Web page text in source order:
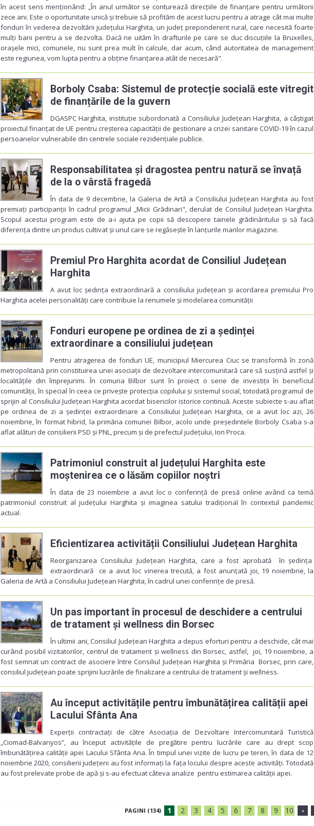
în acest sens menționând: „În anul următor se conturează direcțiile de finanțare pentru următorii
zece ani. Este o oportunitate unică și trebuie să profităm de acest lucru pentru a atrage cât mai multe
fonduri în vederea dezvoltării județului Harghita, un județ preponderent rural, care necesită foarte
mulți bani pentru a se dezvolta. Dacă ne uităm în drafturile pe care se duc discuțiile la Bruxelles,
orașele mici, comunele, nu sunt prea mult în calcule, dar acum, când autoritatea de management
este regiunea, vom lupta pentru a obține finanțarea atât de necesară".
Borboly Csaba: Sistemul de protecție socială este vitregit
de finanțările de la guvern
DGASPC Harghita, instituție subordonată a Consiliului Județean Harghita, a câștigat
proiectul finanțat de UE pentru creșterea capacității de gestionare a crizei sanitare COVID-19 în cazul
persoanelor vulnerabile din centrele sociale rezidențiale publice.
Responsabilitatea și dragostea pentru natură se învață
de la o vârstă fragedă
În data de 9 decembrie, la Galeria de Artă a Consiliului Județean Harghita au fost
premiați participanții în cadrul programul „Micii Grădinari", derulat de Consiliul Județean Harghita.
Scopul acestui program este de a-i ajuta pe copii să descopere tainele grădinăritului și să facă
diferența dintre un produs cultivat și unul care se regăsește în lanțurile marilor magazine.
Premiul Pro Harghita acordat de Consiliul Județean
Harghita
A avut loc ședința extraordinară a consiliului județean și acordarea premiului Pro
Harghita acelei personalități care contribuie la renumele și modelarea comunității
Fonduri europene pe ordinea de zi a ședinței
extraordinare a consiliului județean
Pentru atragerea de fonduri UE, municipiul Miercurea Ciuc se transformă în zonă
metropolitană prin constituirea unei asociații de dezvoltare intercomunitară care să susțină astfel și
localitățile din împrejurimi. În comuna Bilbor sunt în proiect o serie de investiții în beneficiul
comunității, în special în ceea ce privește protecția copilului și sistemul social, totodată programul de
sprijin al Consiliului Județean Harghita acordat bisericilor istorice continuă. Aceste subiecte s-au aflat
pe ordinea de zi a ședinței extraordinare a Consiliului Județean Harghita, ce a avut loc azi, 26
noiembrie, în format hibrid, la primăria comunei Bilbor, acolo unde președintele Borboly Csaba s-a
aflat alături de consilierii PSD și PNL, precum și de prefectul județului, Ion Proca.
Patrimoniul construit al județului Harghita este
moștenirea ce o lăsăm copiilor noștri
În data de 23 noiembrie a avut loc o conferință de presă online având ca temă
patrimoniul construit al județului Harghita și imaginea satului tradițional în contextul pandemic
actual.
Eficientizarea activității Consiliului Județean Harghita
Reorganizarea Consiliului Județean Harghita, care a fost aprobată în ședința
extraordinară ce a avut loc vinerea trecută, a fost anunțată joi, 19 noiembrie, la
Galeria de Artă a Consiliului Județean Harghita, în cadrul unei conferințe de presă.
Un pas important în procesul de deschidere a centrului
de tratament și wellness din Borsec
În ultimii ani, Consiliul Județean Harghita a depus eforturi pentru a deschide, cât mai
curând posibil vizitatorilor, centrul de tratament și wellness din Borsec, astfel, joi, 19 noiembrie, a
fost semnat un contract de asociere între Consiliul Județean Harghita și Primăria Borsec, prin care,
consiliul județean poate sprijini lucrările de finalizare a centrului de tratament și wellness.
Au început activitățile pentru îmbunătățirea calității apei
Lacului Sfânta Ana
Experții contractați de către Asociația de Dezvoltare Intercomunitară Turistică
„Ciomad-Balvanyos”, au început activitățile de pregătire pentru lucrările care au drept scop
îmbunătățirea calității apei Lacului Sfânta Ana. În timpul unei vizite de lucru pe teren, în data de 12
noiembrie 2020, consilierii județeni au fost informați la fața locului despre aceste activități. Totodată
au fost prelevate probe de apă și s-au efectuat câteva analize pentru estimarea calității apei.
PAGINI (134) 1 2 3 4 5 6 7 8 9 10 ›